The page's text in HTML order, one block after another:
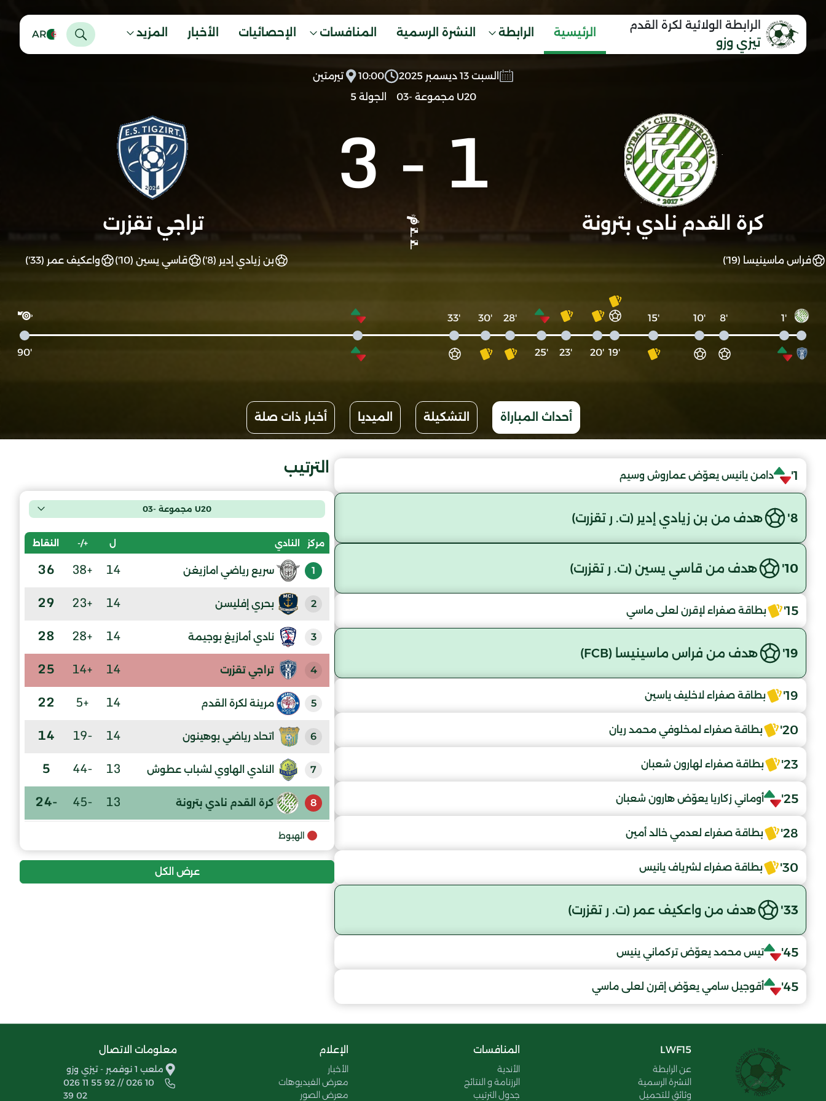
الرابطة الولائية لكرة القدم
تيزي وزو
الرئيسية الرابطة النشرة الرسمية المنافسات الإحصائيات الأخبار المزيد AR
السبت 13 ديسمبر 2025 10:00
تيرمتين
U20 مجموعة -03
الجولة 5
كرة القدم نادي بترونة
1
-
3
تراجي تقزرت
فراس ماسينيسا (19') بن زيادي إدير (8') قاسي يسين (10') واعكيف عمر (33')
'1
'8
'10
'15
'19
'20
'23
'25
'28
'30
'33
'90
أحداث المباراة التشكيلة الميديا أخبار ذات صلة
1' دامن يانيس يعوّض عماروش وسيم
8' هدف من بن زيادي إدير (ت. ر تقزرت)
10' هدف من قاسي يسين (ت. ر تقزرت)
15' بطاقة صفراء لإقرن لعلى ماسي
19' هدف من فراس ماسينيسا (FCB)
19' بطاقة صفراء لاخليف ياسين
20' بطاقة صفراء لمخلوفي محمد ريان
23' بطاقة صفراء لهارون شعبان
25' أوماني زكاريا يعوّض هارون شعبان
28' بطاقة صفراء لعدمي خالد أمين
30' بطاقة صفراء لشرياف يانيس
33' هدف من واعكيف عمر (ت. ر تقزرت)
45' تيس محمد يعوّض تركماني ينيس
45' أقوجيل سامي يعوّض إقرن لعلى ماسي
الترتيب
U20 مجموعة -03
مركز النادي ل +/- النقاط
1 سريع رياضي امازيغن 14
+38
36
2 بحري إفليسن 14
+23
29
3 نادي أمازيغ بوجيمة 14
+28
28
4 تراجي تقزرت 14
+14
25
5 مرينة لكرة القدم 14
+5
22
6 اتحاد رياضي بوهينون 14
-19
14
7 النادي الهاوي لشباب عطوش 13
-44
5
8 كرة القدم نادي بترونة 13
-45
-24
الهبوط
عرض الكل
LWF15
عن الرابطة
النشرة الرسمية
وثائق للتحميل
المنافسات
الأندية
الرزنامة و النتائج
جدول الترتيب
الإعلام
الأخبار
معرض الفيديوهات
معرض الصور
معلومات الاتصال
ملعب 1 نوفمبر - تيزي وزو
026 11 55 92 // 026 10
39 02